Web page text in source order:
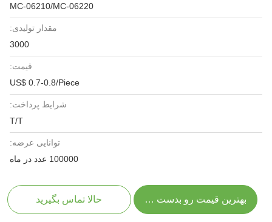
MC-06210/MC-06220
مقدار تولیدی:
3000
قیمت:
US$ 0.7-0.8/Piece
شرایط پرداخت:
T/T
توانایی عرضه:
100000 عدد در ماه
بهترین قیمت رو بدست بیار حالا تماس بگیرید